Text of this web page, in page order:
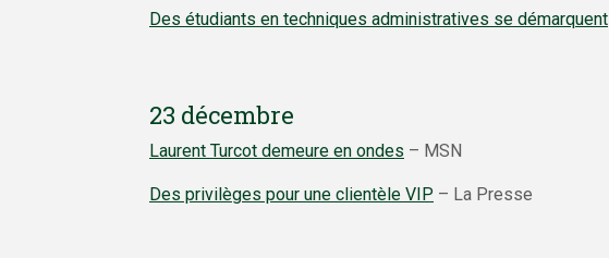
Des étudiants en techniques administratives se démarquent
23 décembre
Laurent Turcot demeure en ondes – MSN
Des privilèges pour une clientèle VIP – La Presse